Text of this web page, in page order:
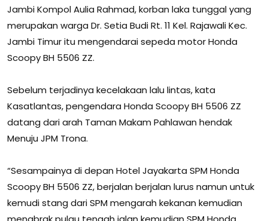
Jambi Kompol Aulia Rahmad, korban laka tunggal yang
merupakan warga Dr. Setia Budi Rt. 11 Kel. Rajawali Kec.
Jambi Timur itu mengendarai sepeda motor Honda
Scoopy BH 5506 ZZ.
Sebelum terjadinya kecelakaan lalu lintas, kata
Kasatlantas, pengendara Honda Scoopy BH 5506 ZZ
datang dari arah Taman Makam Pahlawan hendak
Menuju JPM Trona.
“Sesampainya di depan Hotel Jayakarta SPM Honda
Scoopy BH 5506 ZZ, berjalan berjalan lurus namun untuk
kemudi stang dari SPM mengarah kekanan kemudian